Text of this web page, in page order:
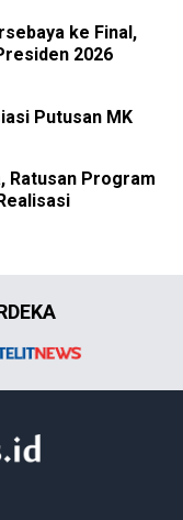
ke Final,
2026
Putusan MK
Ratusan Program